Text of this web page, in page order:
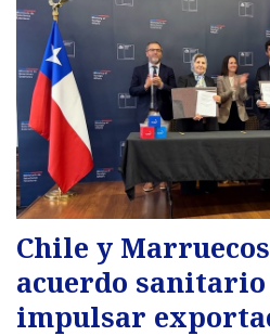
Chile y
acuerdo
impulsar